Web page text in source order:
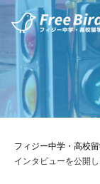
フィジー中学・高校
インタビューを公開し